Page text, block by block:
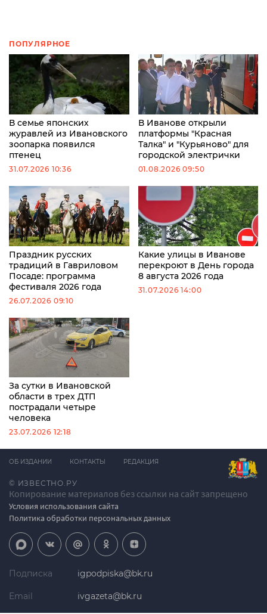
ПОПУЛЯРНОЕ
В семье японских
журавлей из Ивановского
зоопарка появился
птенец
31.07.2026 10:36
В Иванове открыли
платформы "Красная
Талка" и "Курьяново" для
городской электрички
01.08.2026 09:50
Праздник русских
традиций в Гавриловом
Посаде: программа
фестиваля 2026 года
26.07.2026 09:10
Какие улицы в Иванове
перекроют в День города
8 августа 2026 года
31.07.2026 14:00
За сутки в Ивановской
области в трех ДТП
пострадали четыре
человека
23.07.2026 12:18
© ИЗВЕСТНО.РУ
Копирование материалов без ссылки на сайт запрещено
Условия использования сайта
Политика обработки персональных данных
ОБ ИЗДАНИИ КОНТАКТЫ РЕДАКЦИЯ
Подписка igpodpiska@bk.ru
Email ivgazeta@bk.ru